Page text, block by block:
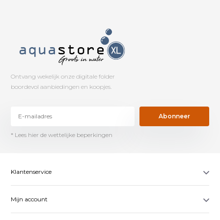
Ontvang wekelijk onze digitale folder
boordevol aanbiedingen en koopjes.
Abonneer
* Lees hier de wettelijke beperkingen
Klantenservice
Mijn account